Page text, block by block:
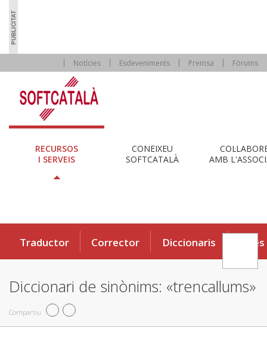
Notícies Esdeveniments Premsa Fòrums
RECURSOS
I SERVEIS
CONEIXEU
SOFTCATALÀ
AMB
Traductor Corrector Diccionaris Eines
Diccionari de sinònims: «trencallums»
Compartiu